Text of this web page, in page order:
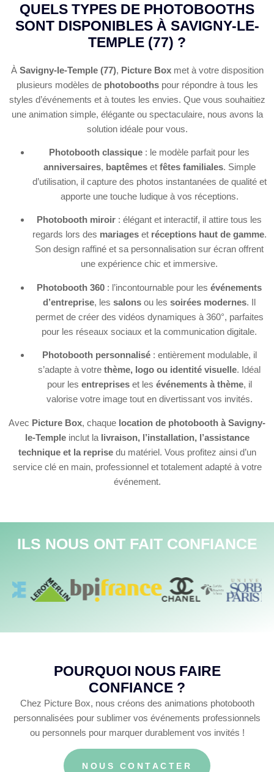
QUELS TYPES DE PHOTOBOOTHS
SONT DISPONIBLES À SAVIGNY-LE-
TEMPLE (77) ?
À Savigny-le-Temple (77), Picture Boxmet à votre disposition
plusieurs modèles de photoboothspour répondre à tous les
styles d’événements et à toutes les envies. Que vous souhaitiez
une animation simple, élégante ou spectaculaire, nous avons la
solution idéale pour vous.
Photobooth classique : le modèle parfait pour les
anniversaires, baptêmeset fêtes familiales. Simple
d’utilisation, il capture des photos instantanées de qualité et
apporte une touche ludique à vos réceptions.
Photobooth miroir : élégant et interactif, il attire tous les
regards lors des mariageset réceptions haut de gamme.
Son design raffiné et sa personnalisation sur écran offrent
une expérience chic et immersive.
Photobooth 360 : l’incontournable pour les événements
d’entreprise, les salons ou les soirées modernes. Il
permet de créer des vidéos dynamiques à 360°, parfaites
pour les réseaux sociaux et la communication digitale.
Photobooth personnalisé: entièrement modulable, il
s’adapte à votre thème, logo ou identité visuelle. Idéal
pour les entrepriseset les événements à thème, il
valorise votre image tout en divertissant vos invités.
Avec Picture Box, chaque location de photobooth à Savigny-
le-Templeinclut la livraison, l’installation, l’assistance
technique et la reprisedu matériel. Vous profitez ainsi d’un
service clé en main, professionnel et totalement adapté à votre
événement.
ILS NOUS ONT FAIT CONFIANCE
POURQUOI NOUS FAIRE
CONFIANCE ?
Chez Picture Box, nous créons des animations photobooth
personnalisées pour sublimer vos événements professionnels
ou personnels pour marquer durablement vos invités !
NOUS CONTACTER